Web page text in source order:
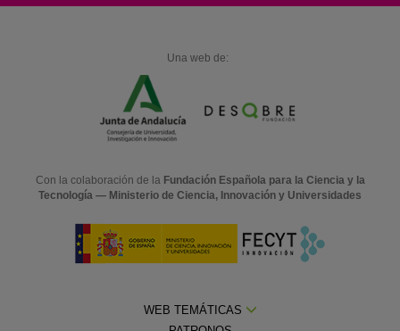
Una web de:
Con la colaboración de la Fundación Española para la Ciencia y la
Tecnología — Ministerio de Ciencia, Innovación y Universidades
WEB TEMÁTICAS